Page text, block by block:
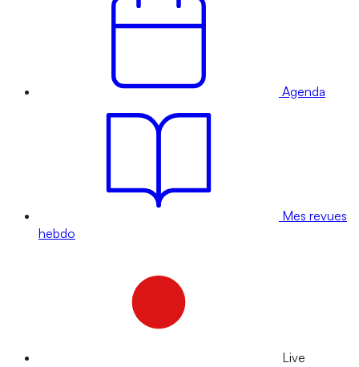
Agenda
Mes revues
hebdo
Live